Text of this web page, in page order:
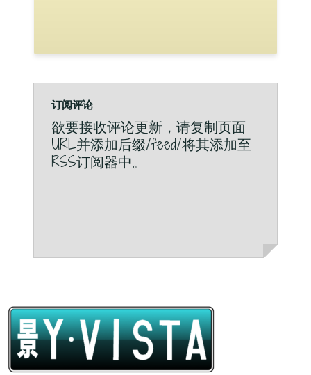
订阅评论
欲要接收评论更新，请复制页面
URL并添加后缀/feed/将其添加至
RSS订阅器中。